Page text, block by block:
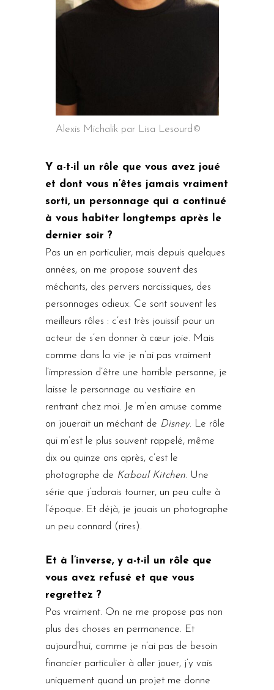
Alexis Michalik par Lisa Lesourd©
Y a-t-il un rôle que vous avez joué
et dont vous n’êtes jamais vraiment
sorti, un personnage qui a continué
à vous habiter longtemps après le
dernier soir ?
Pas un en particulier, mais depuis quelques
années, on me propose souvent des
méchants, des pervers narcissiques, des
personnages odieux. Ce sont souvent les
meilleurs rôles : c’est très jouissif pour un
acteur de s’en donner à cœur joie. Mais
comme dans la vie je n’ai pas vraiment
l’impression d’être une horrible personne, je
laisse le personnage au vestiaire en
rentrant chez moi. Je m’en amuse comme
on jouerait un méchant de Disney. Le rôle
qui m’est le plus souvent rappelé, même
dix ou quinze ans après, c’est le
photographe de Kaboul Kitchen. Une
série que j’adorais tourner, un peu culte à
l’époque. Et déjà, je jouais un photographe
un peu connard (rires).
Et à l’inverse, y a-t-il un rôle que
vous avez refusé et que vous
regrettez ?
Pas vraiment. On ne me propose pas non
plus des choses en permanence. Et
aujourd’hui, comme je n’ai pas de besoin
financier particulier à aller jouer, j’y vais
uniquement quand un projet me donne